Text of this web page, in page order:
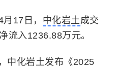
17日， 中化岩土成交
流入1236.88万元。
中化岩土发布《2025